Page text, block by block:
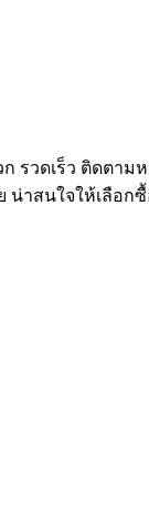
รวดเร็ว ติดตา
น่าสนใจให้เลือก